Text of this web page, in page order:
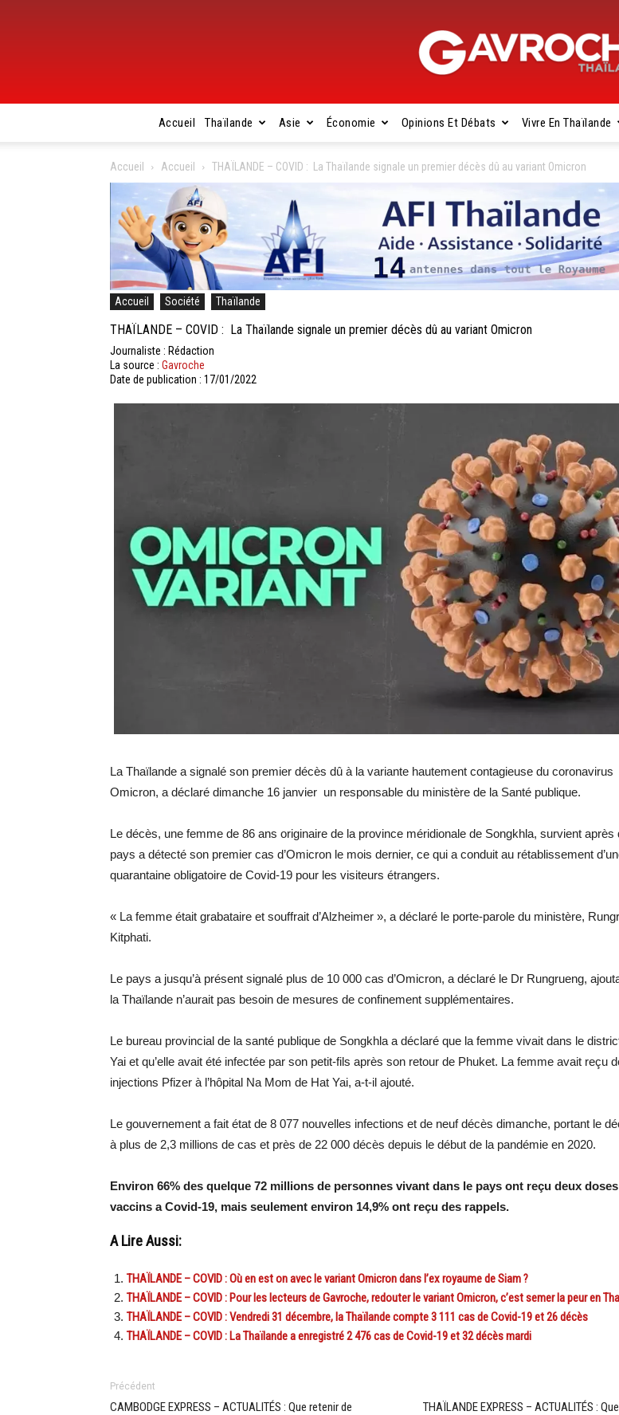
Gavroche
Thaïlande
Accueil Thaïlande Asie Économie Opinions Et Débats Vivre En Thaïlande
Accueil Accueil THAÏLANDE – COVID : La Thaïlande signale un premier décès dû au variant Omicron
Accueil Société Thaïlande
THAÏLANDE – COVID : La Thaïlande signale un premier décès dû au variant Omicron
Journaliste : Rédaction
La source : Gavroche
Date de publication : 17/01/2022
La Thaïlande a signalé son premier décès dû à la variante hautement contagieuse du coronavirus
Omicron, a déclaré dimanche 16 janvier un responsable du ministère de la Santé publique.
Le décès, une femme de 86 ans originaire de la province méridionale de Songkhla, survient après
pays a détecté son premier cas d’Omicron le mois dernier, ce qui a conduit au rétablissement
quarantaine obligatoire de Covid-19 pour les visiteurs étrangers.
« La femme était grabataire et souffrait d’Alzheimer », a déclaré le porte-parole du ministère,
Kitphati.
Le pays a jusqu’à présent signalé plus de 10 000 cas d’Omicron, a déclaré le Dr Rungrueng,
la Thaïlande n’aurait pas besoin de mesures de confinement supplémentaires.
Le bureau provincial de la santé publique de Songkhla a déclaré que la femme vivait dans le
Yai et qu’elle avait été infectée par son petit-fils après son retour de Phuket. La femme avait reçu
injections Pfizer à l’hôpital Na Mom de Hat Yai, a-t-il ajouté.
Le gouvernement a fait état de 8 077 nouvelles infections et de neuf décès dimanche, portant le
à plus de 2,3 millions de cas et près de 22 000 décès depuis le début de la pandémie en 2020.
Environ 66% des quelque 72 millions de personnes vivant dans le pays ont reçu deux
vaccins a Covid-19, mais seulement environ 14,9% ont reçu des rappels.
A Lire Aussi:
THAÏLANDE – COVID : Où en est on avec le variant Omicron dans l’ex royaume de Siam ?
THAÏLANDE – COVID : Pour les lecteurs de Gavroche, redouter le variant Omicron, c’est semer la peur en
THAÏLANDE – COVID : Vendredi 31 décembre, la Thaïlande compte 3 111 cas de Covid-19 et 26 décès
THAÏLANDE – COVID : La Thaïlande a enregistré 2 476 cas de Covid-19 et 32 décès mardi
Précédent
CAMBODGE EXPRESS – ACTUALITÉS : Que retenir de
THAÏLANDE EXPRESS – ACTUALITÉS :